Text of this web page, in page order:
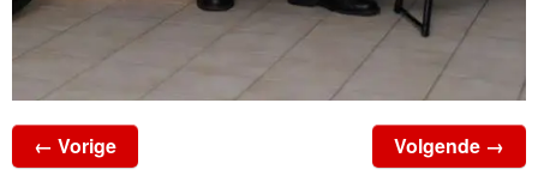
← Vorige Volgende →